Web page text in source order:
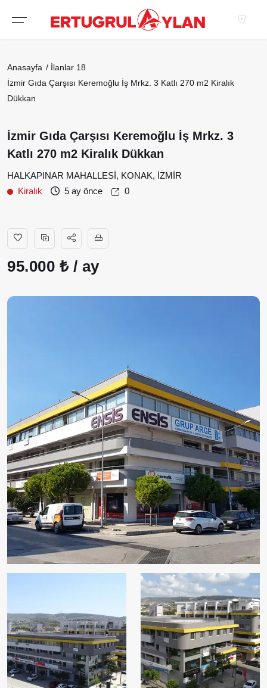
Anasayfa İlanlar 18
İzmir Gıda Çarşısı Keremoğlu İş Mrkz. 3 Katlı 270 m2 Kiralık
Dükkan
İzmir Gıda Çarşısı Keremoğlu İş Mrkz. 3
Katlı 270 m2 Kiralık Dükkan
HALKAPINAR MAHALLESİ, KONAK, İZMİR
Kiralık
5 ay önce 0
95.000 ₺ / ay
Hakkımızda
EKIBIMIZ
EMLAK SITELERIMIZ